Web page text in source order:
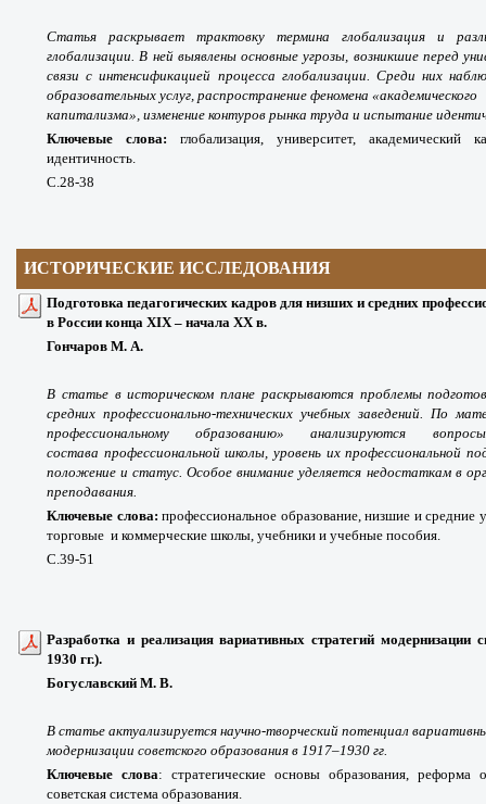
Статья раскрывает трактовку термина глобализация и
глобализации. В ней выявлены основные угрозы, возникшие перед
связи с интенсификацией процесса глобализации. Среди них
образовательных услуг, распространение феномена «академического
капитализма», изменение контуров рынка труда и испытание
Ключевые слова: глобализация, университет, академический
идентичность.
С.28-38
ИСТОРИЧЕСКИЕ ИССЛЕДОВАНИЯ
Подготовка педагогических кадров для низших и средних
в России конца XIX – начала XX в.
Гончаров М. А.
В статье в историческом плане раскрываются проблемы
средних профессионально-технических учебных заведений. По
профессиональному образованию» анализируются
состава профессиональной школы, уровень их профессиональной
положение и статус. Особое внимание уделяется недостаткам в
преподавания.
Ключевые слова: профессиональное образование, низшие и средние
торговые и коммерческие школы, учебники и учебные пособия.
С.39-51
Разработка и реализация вариативных стратегий модернизации
1930 гг.).
Богуславский М. В.
В статье актуализируется научно-творческий потенциал
модернизации советского образования в 1917–1930 гг.
Ключевые слова: стратегические основы образования, реформа
советская система образования.